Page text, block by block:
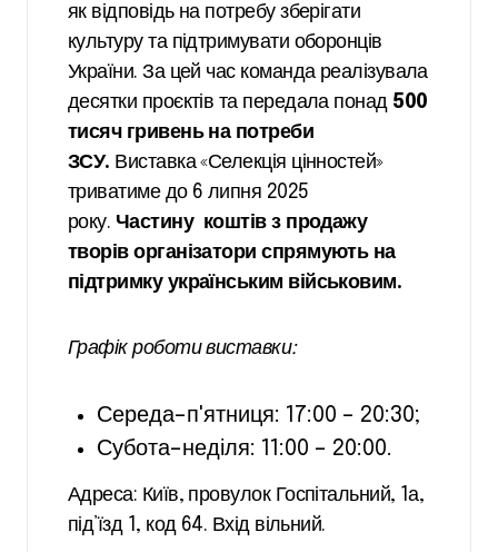
як відповідь на потребу зберігати
культуру та підтримувати оборонців
України. За цей час команда реалізувала
десятки проєктів та передала понад500
тисяч гривень на потреби
ЗСУ. Виставка «Селекція цінностей»
триватиме до 6 липня 2025
року. Частину коштів з продажу
творів організатори спрямують на
підтримку українським військовим.
Графік роботи виставки:
Середа–пʼятниця: 17:00 – 20:30;
Субота–неділя: 11:00 – 20:00.
Адреса: Київ, провулок Госпітальний, 1а,
під’їзд 1, код 64. Вхід вільний.